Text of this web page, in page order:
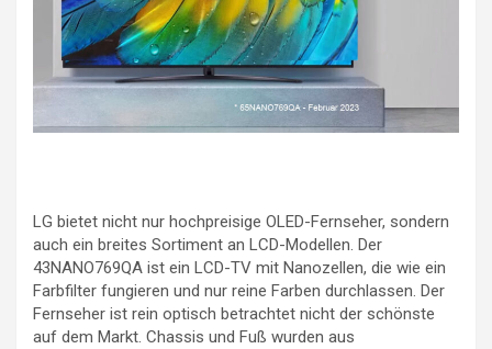
LG bietet nicht nur hochpreisige OLED-Fernseher, sondern
auch ein breites Sortiment an LCD-Modellen. Der
43NANO769QA ist ein LCD-TV mit Nanozellen, die wie ein
Farbfilter fungieren und nur reine Farben durchlassen. Der
Fernseher ist rein optisch betrachtet nicht der schönste
auf dem Markt. Chassis und Fuß wurden aus